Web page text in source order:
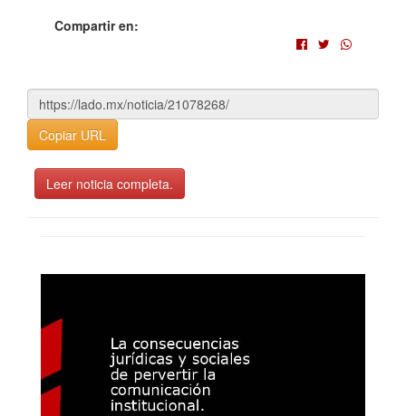
Compartir en:
Copiar URL
Leer noticia completa.